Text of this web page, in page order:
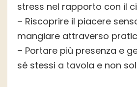
stress nel rapporto con il
– Riscoprire il piacere
mangiare attraverso
– Portare più presenza e
sé stessi a tavola e non